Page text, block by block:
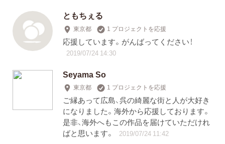
ともちぇる
東京都 1 プロジェクトを応援
応援しています。がんばってください！
2019/07/24 14:30
Seyama So
東京都 1 プロジェクトを応援
ご縁あって広島、呉の綺麗な街と人が大好き
になりました。海外から応援しております。
是非、海外へもこの作品を届けていただけれ
ばと思います。
2019/07/24 11:42